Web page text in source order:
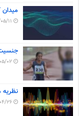
11
جنسیت
02
نظریه
26